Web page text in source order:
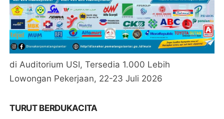
di Auditorium USI, Tersedia 1.000 Lebih
Lowongan Pekerjaan, 22-23 Juli 2026
TURUT BERDUKACITA